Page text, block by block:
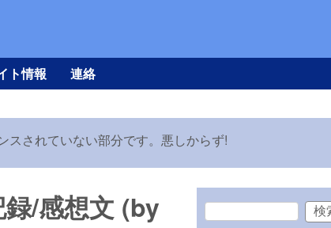
ト情報 連絡
スされていない部分です。悪しからず!
/感想文 (by
検索